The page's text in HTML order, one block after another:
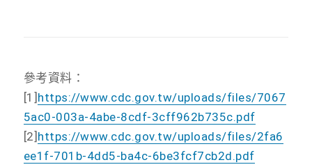
參考資料：
[1] https://www.cdc.gov.tw/uploads/files/7067
5ac0-003a-4abe-8cdf-3cff962b735c.pdf
[2] https://www.cdc.gov.tw/uploads/files/2fa6
ee1f-701b-4dd5-ba4c-6be3fcf7cb2d.pdf